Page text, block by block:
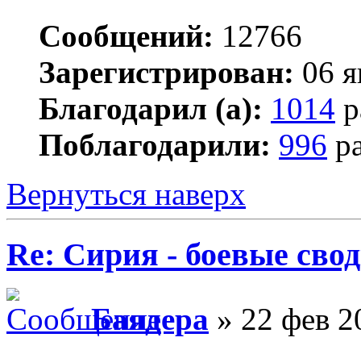
Сообщений: 12766
Зарегистрирован: 06
Благодарил (а): 1014
Поблагодарили: 996
Вернуться наверх
Re: Сирия - боевые
Баядера » 22 фев